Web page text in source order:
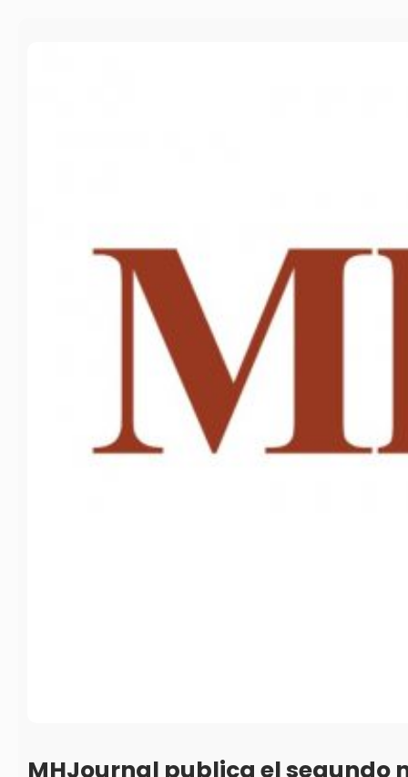
MHJournal publica el segundo